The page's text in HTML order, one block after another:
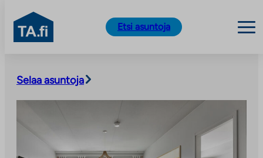
sisältöön
TA.fi
Etsi asuntoja
Selaa asuntoja